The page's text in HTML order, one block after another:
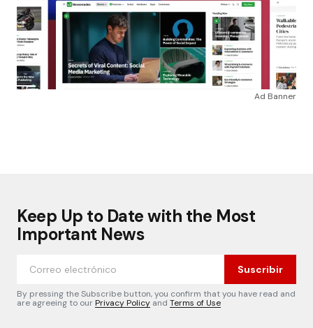
Ad Banner
Keep Up to Date with the Most
Important News
Suscribir
By pressing the Subscribe button, you confirm that you have read and
are agreeing to ourPrivacy Policy and Terms of Use